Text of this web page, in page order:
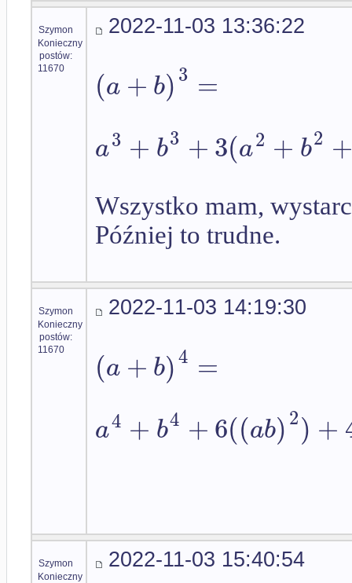
Szymon
Konieczny
postów:
11670
2022-11-03 13:36:22
(a + b)3 =
a3 + b3 +3(a2 + b2 +
Wszystko mam,
Później to trudne.
Szymon
Konieczny
postów:
11670
2022-11-03 14:19:30
(a + b)4 =
a4 + b4 +6((ab)2) +
Szymon
Konieczny
2022-11-03 15:40:54